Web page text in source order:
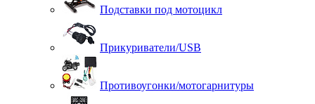
Подставки под мотоцикл
Прикуриватели/USB
Противоугонки/мотогарнитуры